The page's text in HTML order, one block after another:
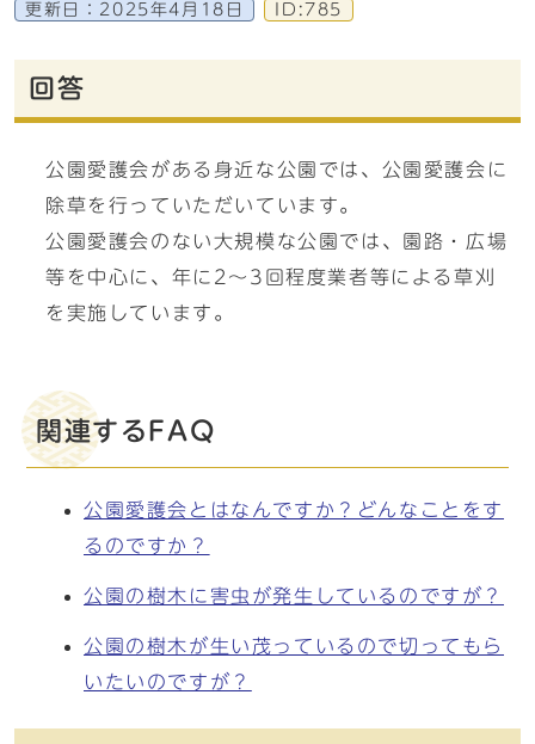
更新日： 2025年4月18日 ID:785
回答
公園愛護会がある身近な公園では、公園愛護会に
除草を行っていただいています。
公園愛護会のない大規模な公園では、園路・広場
等を中心に、年に2〜3回程度業者等による草刈
を実施しています。
関連するFAQ
公園愛護会とはなんですか？どんなことをす
るのですか？
公園の樹木に害虫が発生しているのですが？
公園の樹木が生い茂っているので切ってもら
いたいのですが？